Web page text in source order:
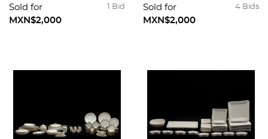
Alka Bavaria
Pintados a mano
1 Bid
Sold for
MXN$2,000
Decoración lisa con
filo de esmalte...
4 Bids
Sold for
MXN$2,000